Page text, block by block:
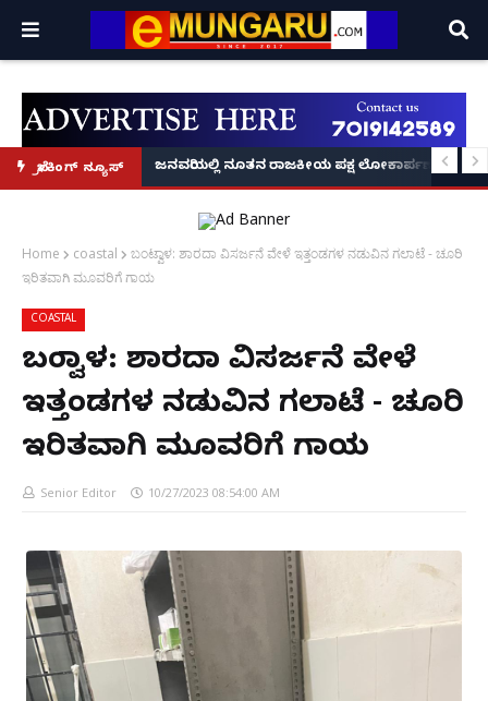
ಬ್ರೇಕಿಂಗ್ ನ್ಯೂಸ್
ಕಥೆ!
8 ಅಡಿಗೂ ಹೆಚ್ಚು ಉದ್ದದ ಕೂದಲು ಬೆಳೆಸಿ ಗಿನ್ನಿಸ್ ವಿಶ್ವ ದಾಖಲೆ ಬರೆದ ಭಾರತದ ರೇಣು
ಜನವರಿಯಲ್ಲಿ ನೂತನ ರಾಜಕೀಯ ಪಕ್ಷ ಲೋಕಾರ್ಪಣೆ – ನಟ
Home coastal
ಬಂಟ್ವಾಳ: ಶಾರದಾ ವಿಸರ್ಜನೆ ವೇಳೆ ಇತ್ತಂಡಗಳ ನಡುವಿನ ಗಲಾಟೆ - ಚೂರಿ
ಇರಿತವಾಗಿ ಮೂವರಿಗೆ ಗಾಯ
COASTAL
ಬಂಟ್ವಾಳ: ಶಾರದಾ ವಿಸರ್ಜನೆ ವೇಳೆ
ಇತ್ತಂಡಗಳ ನಡುವಿನ ಗಲಾಟೆ - ಚೂರಿ
ಇರಿತವಾಗಿ ಮೂವರಿಗೆ ಗಾಯ
Senior Editor 10/27/2023 08:54:00 AM